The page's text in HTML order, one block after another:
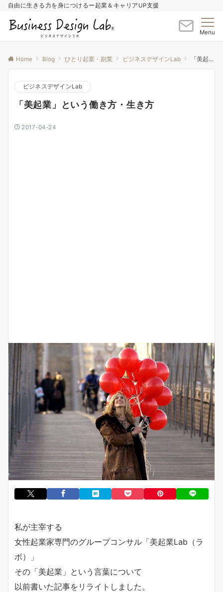
自由に生きる力を身につけるー起業＆キャリアUP支援
Menu
Home Blog ひとり起業・副業 ビジネスデザインLab 「美起業」という働き方・生き方
ビジネスデザインLab
「美起業」という働き方・生き方
2017-04-24
私が主宰する
女性起業家専門のグループコンサル「美起業Lab（ラ
ボ）」
その「美起業」という言葉について
以前書いた記事をリライトしました。